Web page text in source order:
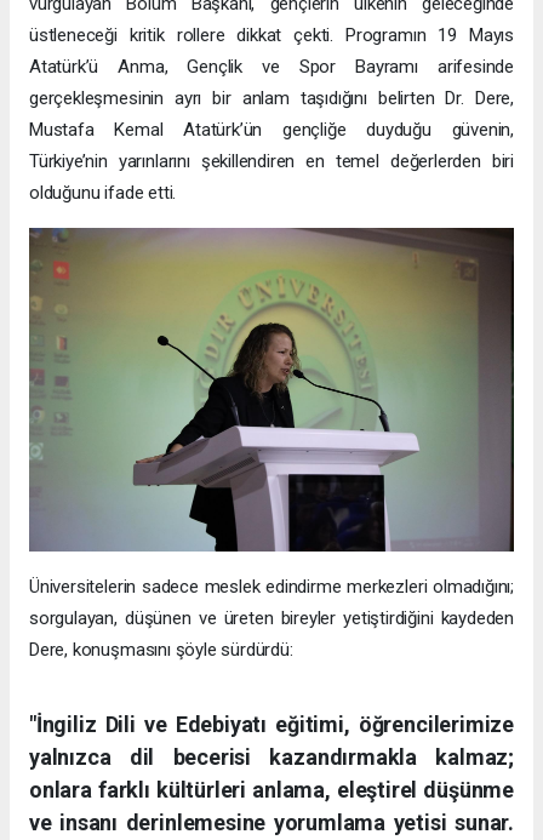
üstleneceği kritik rollere dikkat çekti. Programın 19 Mayıs
Atatürk’ü Anma, Gençlik ve Spor Bayramı arifesinde
gerçekleşmesinin ayrı bir anlam taşıdığını belirten Dr. Dere,
Mustafa Kemal Atatürk’ün gençliğe duyduğu güvenin,
Türkiye’nin yarınlarını şekillendiren en temel değerlerden biri
olduğunu ifade etti.
Üniversitelerin sadece meslek edindirme merkezleri olmadığını;
sorgulayan, düşünen ve üreten bireyler yetiştirdiğini kaydeden
Dere, konuşmasını şöyle sürdürdü:
"İngiliz Dili ve Edebiyatı eğitimi, öğrencilerimize
yalnızca dil becerisi kazandırmakla kalmaz;
onlara farklı kültürleri anlama, eleştirel düşünme
ve insanı derinlemesine yorumlama yetisi sunar.